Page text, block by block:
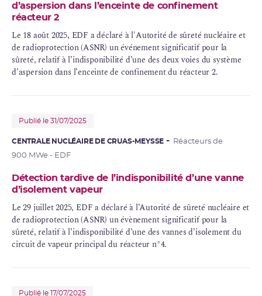
d’aspersion dans l’enceinte de confinement
réacteur 2
Le 18 août 2025, EDF a déclaré à l'Autorité de sûreté nucléaire et
de radioprotection (ASNR) un événement significatif pour la
sûreté, relatif à l’indisponibilité d’une des deux voies du système
d’aspersion dans l’enceinte de confinementdu réacteur 2.
Publié le 31/07/2025
CENTRALE NUCLÉAIRE DE CRUAS-MEYSSE
Réacteurs de
900 MWe - EDF
Détection tardive de l’indisponibilité d’une vanne
d’isolement vapeur
Le 29 juillet 2025, EDF a déclaré à l’Autorité de sûreté nucléaire et
de radioprotection (ASNR) un évènement significatif pour la
sûreté, relatif à l’indisponibilité d’une des vannes d’isolement du
circuit de vapeur principal du réacteur n°4.
Publié le 17/07/2025